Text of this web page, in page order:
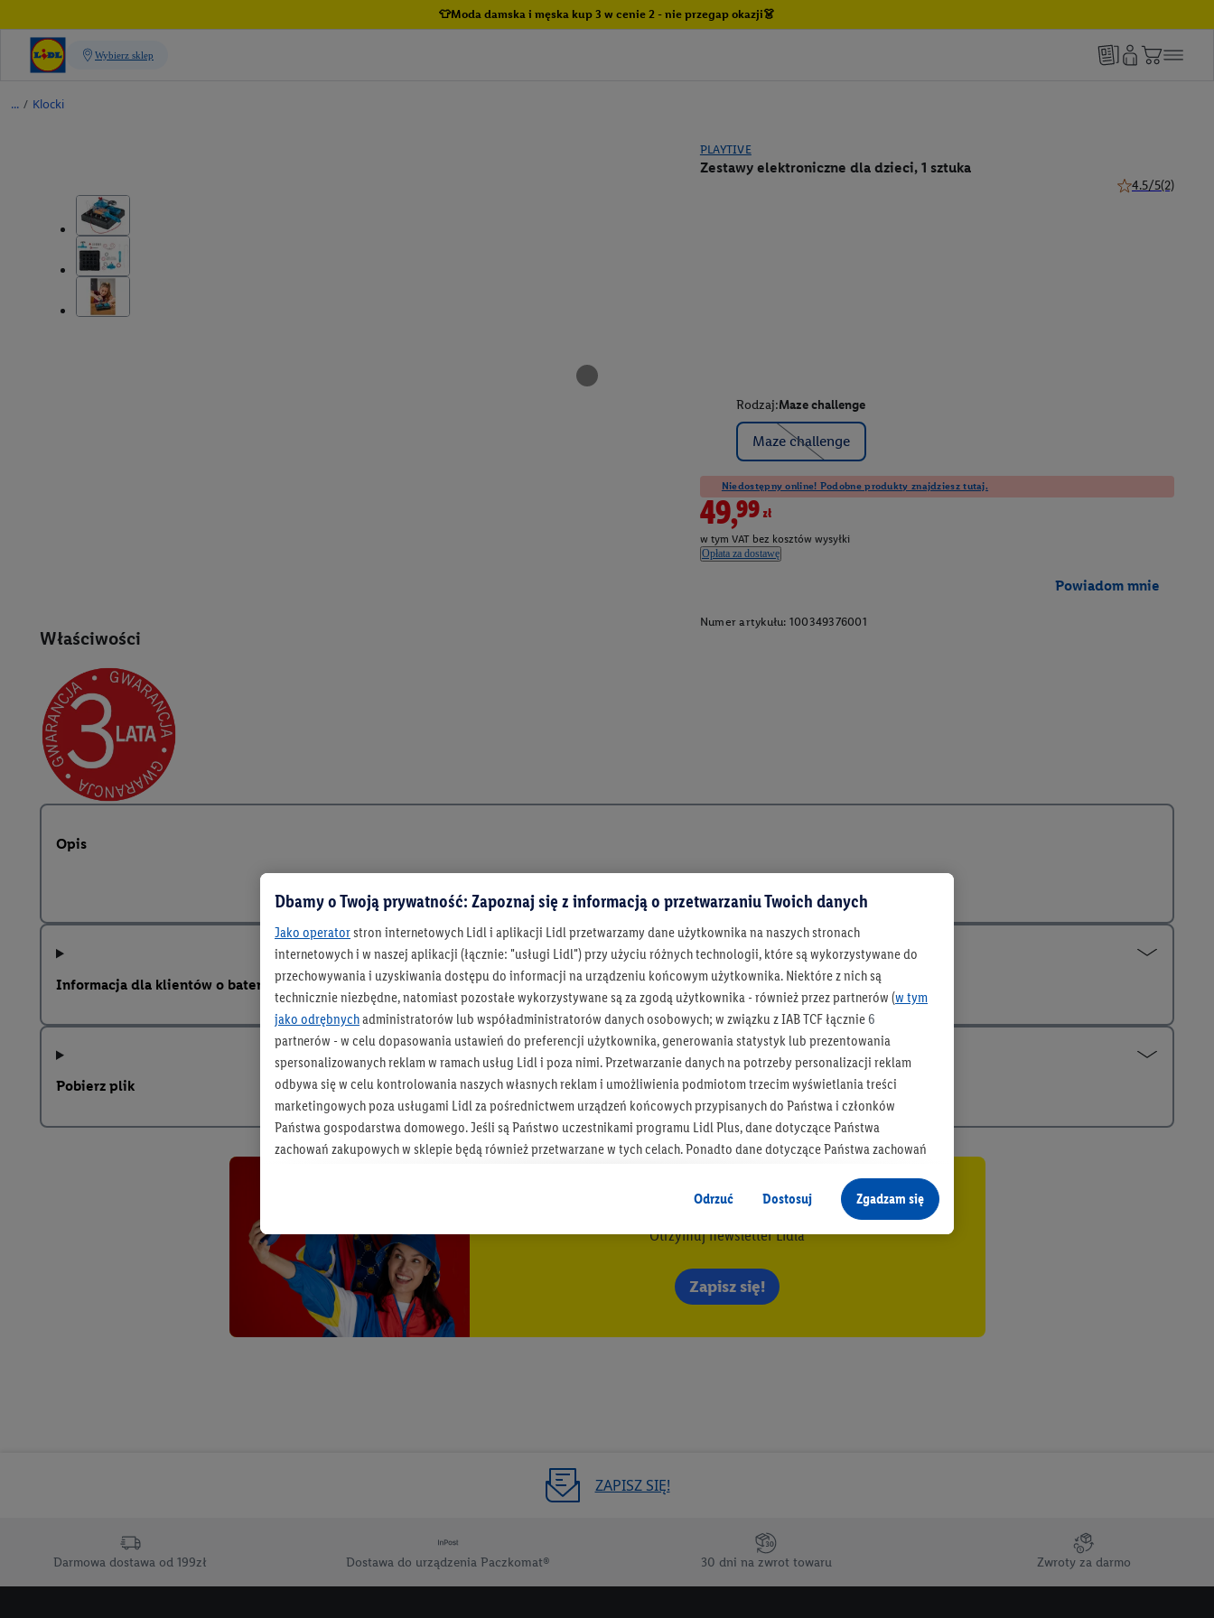
👕Moda damska i męska kup 3 w cenie 2 - nie przegap okazji👗
/ Klocki
PLAYTIVE
Zestawy elektroniczne dla dzieci, 1 sztuka
4.5/5(2)
Właściwości
Rodzaj:Maze challenge
Maze challenge
Niedostępny online! Podobne produkty znajdziesz tutaj.
49,99zł
w tym VAT bez kosztów wysyłki
Opłata za dostawę
Powiadom mnie
Numer artykułu: 100349376001
Opis
Informacja dla klientów o bateriach zgodnie z rozporządzeniem UE 2023/1542
Pobierz plik
Bądź na bieżąco
Otrzymuj newsletter Lidla
Zapisz się!
ZAPISZ SIĘ!
Darmowa dostawa od 199zł Dostawa do urządzenia Paczkomat® 30 dni na zwrot towaru Zwroty za darmo
Dbamy o Twoją prywatność: Zapoznaj się z informacją o przetwarzaniu Twoich danych
Jako operatorstron internetowych Lidl i aplikacji Lidl przetwarzamy dane użytkownika na naszych stronach
internetowych i w naszej aplikacji (łącznie: "usługi Lidl") przy użyciu różnych technologii, które są wykorzystywane do
przechowywania i uzyskiwania dostępu do informacji na urządzeniu końcowym użytkownika. Niektóre z nich są
technicznie niezbędne, natomiast pozostałe wykorzystywane są za zgodą użytkownika - również przez partnerów (w tym
jako odrębnychadministratorów lub współadministratorów danych osobowych; w związku z IAB TCF łącznie 6
partnerów - w celu dopasowania ustawień do preferencji użytkownika, generowania statystyk lub prezentowania
spersonalizowanych reklam w ramach usług Lidl i poza nimi. Przetwarzanie danych na potrzeby personalizacji reklam
odbywa się w celu kontrolowania naszych własnych reklam i umożliwienia podmiotom trzecim wyświetlania treści
marketingowych poza usługami Lidl za pośrednictwem urządzeń końcowych przypisanych do Państwa i członków
Państwa gospodarstwa domowego. Jeśli są Państwo uczestnikami programu Lidl Plus, dane dotyczące Państwa
zachowań zakupowych w sklepie będą również przetwarzane w tych celach. Ponadto dane dotyczące Państwa zachowań
jako niezależny administrator danych
Tworzenie spersonalizowanych reklam opiera się na generowaniu profili, które są również wzbogacane o dane z innych
usług. Obejmuje to łączenie danych (np. dotyczących korzystania z usług Lidl, zachowań zakupowych w usługach Lidl,
informacji z konta klienta - np. wieku lub płci - a także dokładnych danych dotyczących lokalizacji), również przez różne
urządzenia końcowe i usługi Lidl, w tym przechowywanie lub uzyskiwanie dostępu do informacji na urządzeniach
końcowych w celu tworzenia grup docelowych (tzw. segmentów). W związku z personalizacją treści marketingowych,
następnie wykorzystać w podobny sposób jak poniżej opisany identyfikator Utiq SA/NV ("Utiq"), aby rozpoznać
użytkownika w usługach świadczonych przez podmioty trzecie i wyświetlać mu spersonalizowane reklamy. W tym celu
mail użytkownika w postaci zahashowanej.
Odrzuć Dostosuj Zgadzam się